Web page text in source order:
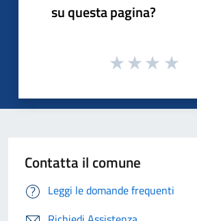
su questa pagina?
Contatta il comune
Leggi le domande frequenti